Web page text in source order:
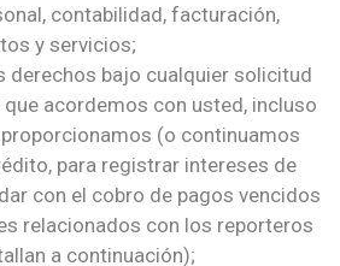
contabilidad, facturación,
y servicios;
derechos bajo cualquier solicitud
acordemos con usted, incluso
(o continuamos
para registrar intereses de
con el cobro de pagos vencidos
relacionados con los reporteros
a continuación);